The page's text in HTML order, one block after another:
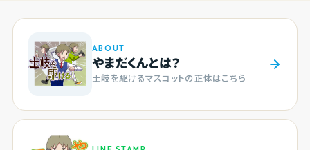
ABOUT
やまだくんとは？
土岐を駆けるマスコットの正体はこちら